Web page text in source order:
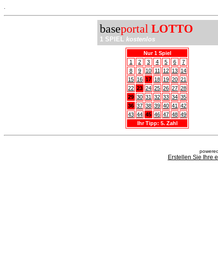
baseportal LOTTO
1 SPIEL kostenlos
Nur 1 Spiel
1
2 3 4 5 6
7
8
9 10 11 12 13 14
15 16 17 18 19 20 21
22 23 24 25 26 27 28
29 30 31 32 33 34 35
36 37 38 39 40 41
42
43 44 45 46 47 48 49
Ihr Tipp: 5. Zahl
Erstellen Sie Ihre